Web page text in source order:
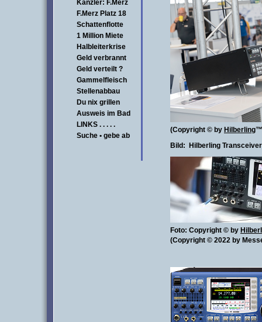
Kanzler: F.Merz
F.Merz Platz 18
Schattenflotte
1 Million Miete
Halbleiterkrise
Geld verbrannt
Geld verteilt ?
Gammelfleisch
Stellenabbau
Du nix grillen
Ausweis im Bad
LINKS . . . . .
Suche • gebe ab
(Copyright © by Hilberling™
Bild:
Hilberling
Foto: Copyright © by
(Copyright © 2022 by